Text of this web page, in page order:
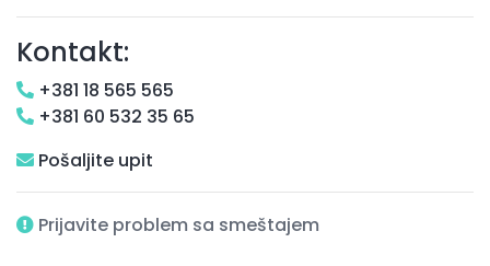
Kontakt:
+381 18 565 565
+381 60 532 35 65
Pošaljite upit
Prijavite problem sa smeštajem